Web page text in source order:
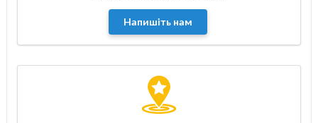
Напишіть нам